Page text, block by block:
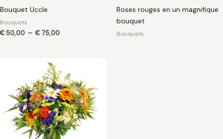
Bouquet Uccle
Bouquets
€ 50,00 – € 75,00
Roses rouges en un magnifique
bouquet
Bouquets
de
prix :
€ 40,00
à
€ 65,00